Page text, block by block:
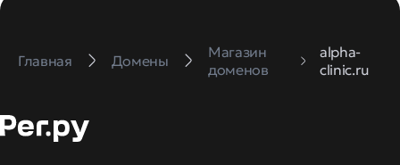
Главная Домены
Магазин
доменов
alpha-
clinic.ru